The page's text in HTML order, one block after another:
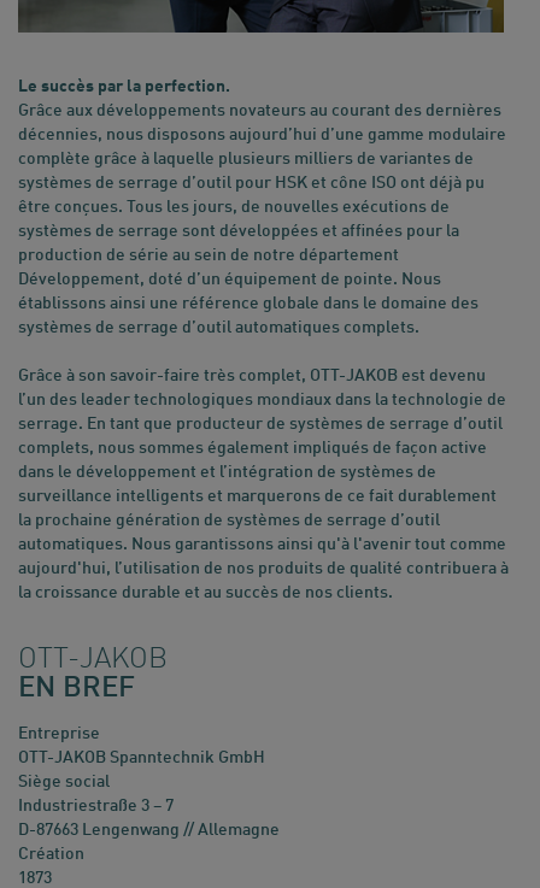
Le succès par la perfection.
Grâce aux développements novateurs au courant des dernières
décennies, nous disposons aujourd’hui d’une gamme modulaire
complète grâce à laquelle plusieurs milliers de variantes de
systèmes de serrage d’outil pour HSK et cône ISO ont déjà pu
être conçues. Tous les jours, de nouvelles exécutions de
systèmes de serrage sont développées et affinées pour la
production de série au sein de notre département
Développement, doté d’un équipement de pointe. Nous
établissons ainsi une référence globale dans le domaine des
systèmes de serrage d’outil automatiques complets.
Grâce à son savoir-faire très complet, OTT-JAKOB est devenu
l’un des leader technologiques mondiaux dans la technologie de
serrage. En tant que producteur de systèmes de serrage d’outil
complets, nous sommes également impliqués de façon active
dans le développement et l’intégration de systèmes de
surveillance intelligents et marquerons de ce fait durablement
la prochaine génération de systèmes de serrage d’outil
automatiques. Nous garantissons ainsi qu'à l'avenir tout comme
aujourd'hui, l’utilisation de nos produits de qualité contribuera à
la croissance durable et au succès de nos clients.
OTT-JAKOB
EN BREF
Entreprise
OTT-JAKOB Spanntechnik GmbH
Siège social
Industriestraße 3 – 7
D-87663 Lengenwang // Allemagne
Création
1873